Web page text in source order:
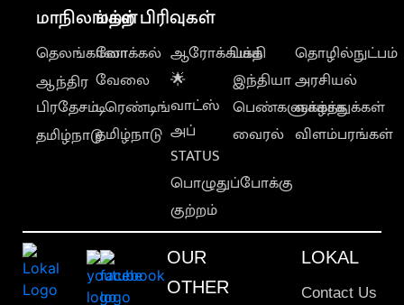
மாநிலங்கள்
தெலங்கானா
ஆந்திர
பிரதேசம்
தமிழ்நாடு
மற்ற பிரிவுகள்
லோக்கல்
வேலை
டிரெண்டிங்
தமிழ்நாடு
ஆரோக்கியம்
🌟
வாட்ஸ்
அப்
STATUS
பொழுதுப்போக்கு
குற்றம்
பக்தி
இந்தியா
பெண்களுக்காக
வைரல்
தொழில்நுட்பம்
அரசியல்
வாழ்த்துக்கள்
விளம்பரங்கள்
OUR
OTHER
LOKAL
Contact Us